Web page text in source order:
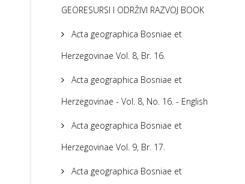
GEORESURSI I ODRŽIVI RAZVOJ BOOK
Acta geographica Bosniae et
Herzegovinae Vol. 8, Br. 16.
Acta geographica Bosniae et
Herzegovinae - Vol. 8, No. 16. - English
Acta geographica Bosniae et
Herzegovinae Vol. 9, Br. 17.
Acta geographica Bosniae et